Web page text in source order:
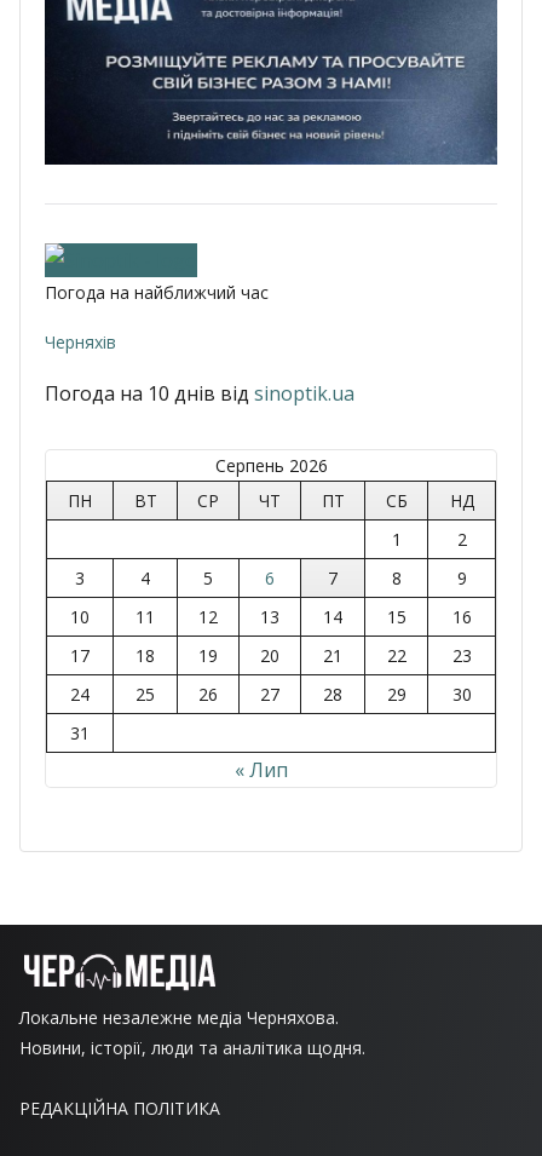
Погода на найближчий час
Черняхів
Погода на 10 днів від sinoptik.ua
Серпень 2026
ПН
ВТ СР ЧТ ПТ СБ
НД
1
2
3
4 5 6 7 8
9
10
11 12 13 14 15
16
17
18 19 20 21 22
23
24
25 26 27 28 29
30
31
« Лип
Локальне незалежне медіа Черняхова.
Новини, історії, люди та аналітика щодня.
РЕДАКЦІЙНА ПОЛІТИКА